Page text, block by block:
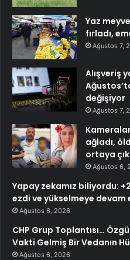
Yaz
fırladı,
Ağustos 7,
Alışveriş
değişiyor
Ağustos 7,
ağladı,
ortaya
Ağustos 6,
Yapay zekamız biliyordu:
ezdi ve yükselmeye devam
Ağustos 6, 2026
CHP Grup Toplantısı…
Vakti Gelmiş Bir Vedanın
Ağustos 6, 2026